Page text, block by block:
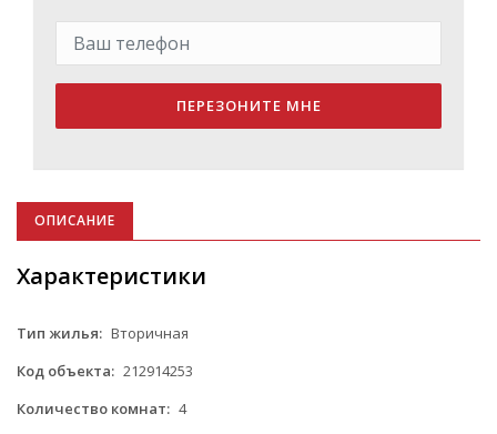
ПЕРЕЗОНИТЕ МНЕ
ОПИСАНИЕ
Характеристики
Тип жилья: Вторичная
Код объекта: 212914253
Количество комнат: 4